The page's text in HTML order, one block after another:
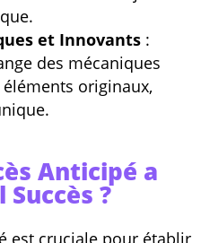
et Innovants :
des mécaniques
originaux,
Anticipé a
?
est cruciale pour établir